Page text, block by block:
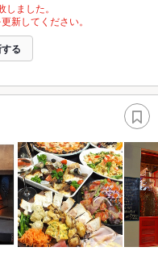
ました。
新してください。
る